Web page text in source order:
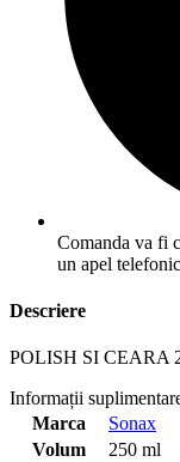
Comanda va fi
un apel
Descriere
POLISH SI CEARA
Informații
Marca
Sonax
Volum
250 ml